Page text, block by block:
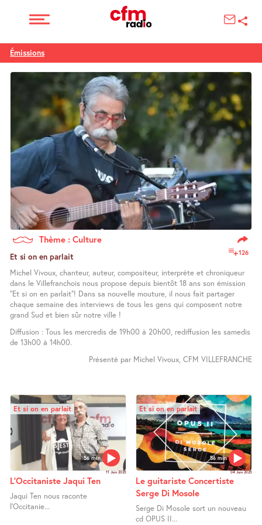
Émissions
Thème : Culture
126
Et si on en parlait
Michel Vivoux, chanteur, auteur, compositeur, interprète et chroniqueur
dans le Villefranchois nous propose depuis bientôt 18 ans son émission
"Et si on en parlait"! Dans sa nouvelle mouture, il nous fait partager
chaque semaine des interviews de tous les gens qui composent notre
grand Sud et bien sûr notre ville !
Diffusion : Tous les mercredis de 19h00 à 20h00, rediffusion les samedis
de 13h00 à 14h00.
Présenté par Michel Vivoux, CFM VILLEFRANCHE
56 min
Et si on en parlait
11 Juin 2025
L’Occitaniste Jaqui Ten
Jaqui Ten nous raconte
l’Occitanie...
56 min
Et si on en parlait
04 Juin 2025
Le guitariste Concertiste
Serge Di Mosole
Serge Di Mosole sort un nouveau
cd OPUS II...